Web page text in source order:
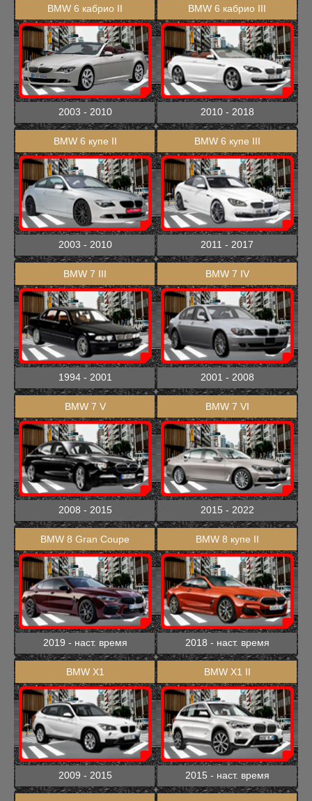
BMW 6 кабрио II
2003 - 2010
BMW 6 кабрио III
2010 - 2018
BMW 6 купе II
2003 - 2010
BMW 6 купе III
2011 - 2017
BMW 7 III
1994 - 2001
BMW 7 IV
2001 - 2008
BMW 7 V
2008 - 2015
BMW 7 VI
2015 - 2022
BMW 8 Gran Coupe
2019 - наст. время
BMW 8 купе II
2018 - наст. время
BMW X1
2009 - 2015
BMW X1 II
2015 - наст. время